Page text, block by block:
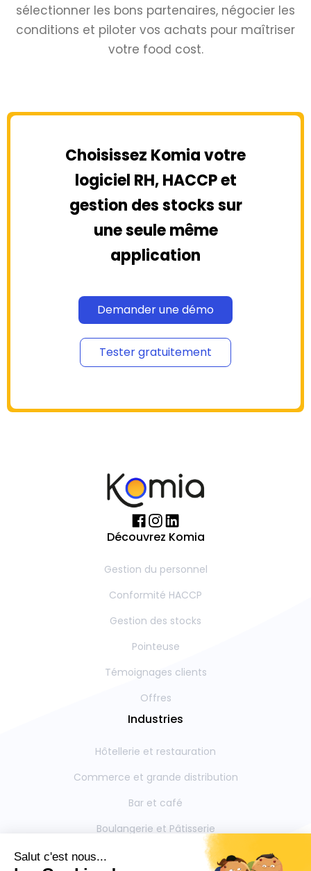
sélectionner les bons partenaires, négocier les
conditions et piloter vos achats pour maîtriser
votre food cost.
Choisissez Komia votre
logiciel RH, HACCP et
gestion des stocks sur
une seule même
application
Demander une démo
Tester gratuitement
Découvrez Komia
Gestion du personnel
Conformité HACCP
Gestion des stocks
Pointeuse
Témoignages clients
Offres
Industries
Hôtellerie et restauration
Commerce et grande distribution
Bar et café
Boulangerie et Pâtisserie
Restauration collective